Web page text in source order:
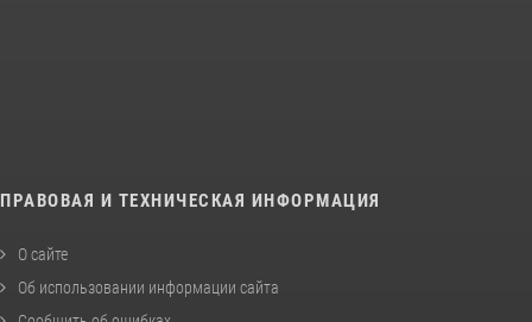
ПРАВОВАЯ И ТЕХНИЧЕСКАЯ ИНФОРМАЦИЯ
О сайте
Об использовании информации сайта